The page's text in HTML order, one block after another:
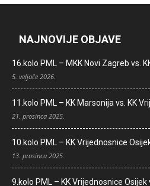
NAJNOVIJE OBJAVE
16.kolo PML – MKK Novi Zagreb vs.
5. veljače 2026.
11.kolo PML – KK Marsonija vs. KK
21. prosinca 2025.
10.kolo PML – KK Vrijednosnice
13. prosinca 2025.
9.kolo PML – KK Vrijednosnice Osijek